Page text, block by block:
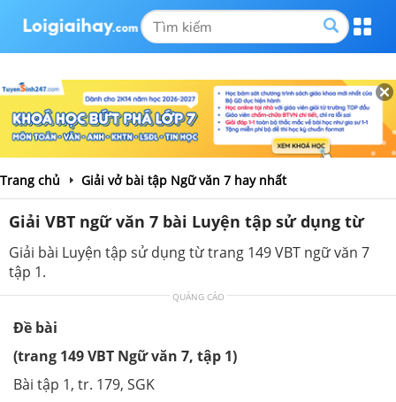
Trang chủ Giải vở bài tập Ngữ văn 7 hay nhất
Giải VBT ngữ văn 7 bài Luyện tập sử dụng từ
Giải bài Luyện tập sử dụng từ trang 149 VBT ngữ văn 7
tập 1.
QUẢNG CÁO
Đề bài
(trang 149 VBT Ngữ văn 7, tập 1)
Bài tập 1, tr. 179, SGK